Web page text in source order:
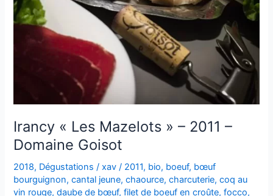
Irancy « Les Mazelots » – 2011 –
Domaine Goisot
2018, Dégustations /xav/ 2011, bio, boeuf, bœuf
bourguignon,cantal jeune,chaource,charcuterie,coq au
vin rouge,daube de bœuf,filet de boeuf en croûte,focco,